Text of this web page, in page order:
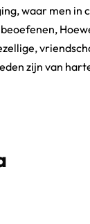
waar men
zijn van